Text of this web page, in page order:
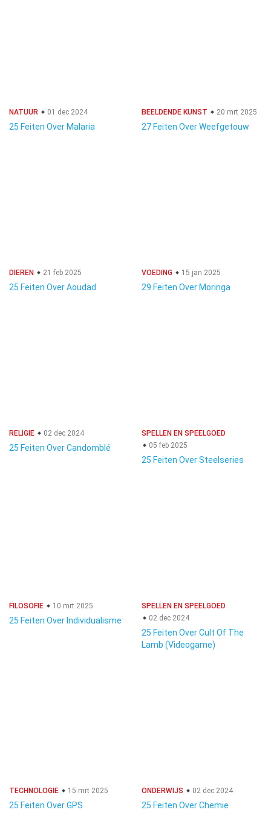
NATUUR 01 dec 2024
25 Feiten Over Malaria
BEELDENDE KUNST 20 mrt 2025
27 Feiten Over Weefgetouw
DIEREN 21 feb 2025
25 Feiten Over Aoudad
VOEDING 15 jan 2025
29 Feiten Over Moringa
RELIGIE 02 dec 2024
25 Feiten Over Candomblé
SPELLEN EN SPEELGOED
05 feb 2025
25 Feiten Over Steelseries
FILOSOFIE 10 mrt 2025
25 Feiten Over Individualisme
SPELLEN EN SPEELGOED
02 dec 2024
25 Feiten Over Cult Of The
Lamb (Videogame)
TECHNOLOGIE 15 mrt 2025
25 Feiten Over GPS
ONDERWIJS 02 dec 2024
25 Feiten Over Chemie